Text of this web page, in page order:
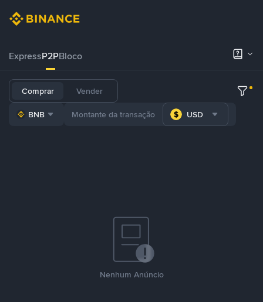
ExpressP2PBloco
Comprar Vender
BNB USD
Nenhum Anúncio